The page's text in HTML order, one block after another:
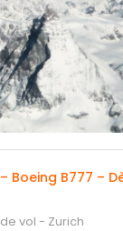
vol - Zurich